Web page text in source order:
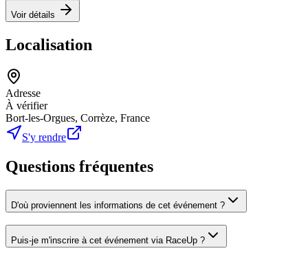
Voir détails
Localisation
Adresse
À vérifier
Bort-les-Orgues, Corrèze, France
S'y rendre
Questions fréquentes
D'où proviennent les informations de cet événement ?
Puis-je m'inscrire à cet événement via RaceUp ?